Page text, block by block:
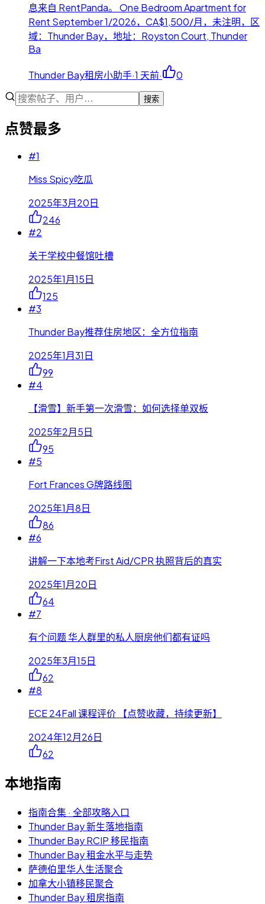
息来自 RentPanda。 One Bedroom Apartment for
Rent September 1/2026，CA$1,500/月，未注明，区
域：Thunder Bay，地址：Royston Court, Thunder
Ba
Thunder Bay租房小助手·1 天前· 0
搜索
点赞最多
#1
Miss Spicy吃瓜
2025年3月20日
246
#2
关于学校中餐馆吐槽
2025年1月15日
125
#3
Thunder Bay推荐住房地区：全方位指南
2025年1月31日
99
#4
【滑雪】新手第一次滑雪：如何选择单双板
2025年2月5日
95
#5
Fort Frances G牌路线图
2025年1月8日
86
#6
讲解一下本地考First Aid/CPR 执照背后的真实
2025年1月20日
64
#7
有个问题 华人群里的私人厨房他们都有证吗
2025年3月15日
62
#8
ECE 24Fall 课程评价 【点赞收藏，持续更新】
2024年12月26日
62
本地指南
指南合集 · 全部攻略入口
Thunder Bay 新生落地指南
Thunder Bay RCIP 移民指南
Thunder Bay 租金水平与走势
萨德伯里华人生活聚合
加拿大小镇移民聚合
Thunder Bay 租房指南